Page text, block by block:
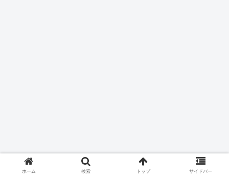
ホーム 検索 トップ サイドバー